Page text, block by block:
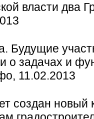
власти два
Будущие
о задачах и
11.02.2013
создан